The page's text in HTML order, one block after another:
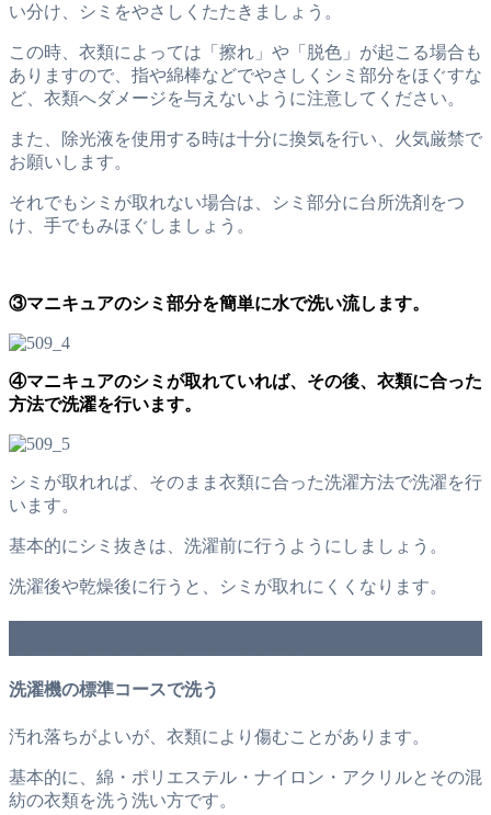
い分け、シミをやさしくたたきましょう。
この時、衣類によっては「擦れ」や「脱色」が起こる場合も
ありますので、指や綿棒などでやさしくシミ部分をほぐすな
ど、衣類へダメージを与えないように注意してください。
また、除光液を使用する時は十分に換気を行い、火気厳禁で
お願いします。
それでもシミが取れない場合は、シミ部分に台所洗剤をつ
け、手でもみほぐしましょう。
③マニキュアのシミ部分を簡単に水で洗い流します。
④マニキュアのシミが取れていれば、その後、衣類に合った
方法で洗濯を行います。
シミが取れれば、そのまま衣類に合った洗濯方法で洗濯を行
います。
基本的にシミ抜きは、洗濯前に行うようにしましょう。
洗濯後や乾燥後に行うと、シミが取れにくくなります。
洗濯機の標準コースで洗う
汚れ落ちがよいが、衣類により傷むことがあります。
基本的に、綿・ポリエステル・ナイロン・アクリルとその混
紡の衣類を洗う洗い方です。